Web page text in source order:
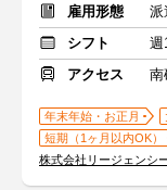
雇用形態
派
シフト
週
アクセス
南
年末年始・お正月
短期（1ヶ月以内OK）
株式会社リージェンシ